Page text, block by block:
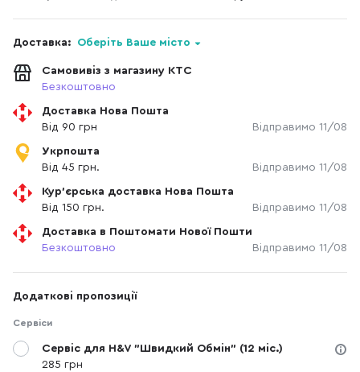
Доставка: Оберіть Ваше місто
Самовивіз з магазину КТС
Безкоштовно
Доставка Нова Пошта
Від 90 грн
Відправимо 11/08
Укрпошта
Від 45 грн.
Відправимо 11/08
Кур'єрська доставка Нова Пошта
Від 150 грн.
Відправимо 11/08
Доставка в Поштомати Нової Пошти
Безкоштовно
Відправимо 11/08
Додаткові пропозиції
Сервіси
Сервіс для H&V "Швидкий Обмін" (12 міс.)
285 грн